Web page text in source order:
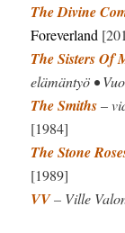
The Divine
Foreverland
The Sisters Of
elämäntyö •
The Smiths–
[1984]
The Stone
[1989]
VV– Ville